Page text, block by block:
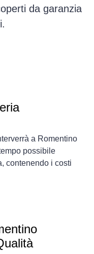
da garanzia
a Romentino
possibile
contenendo i costi